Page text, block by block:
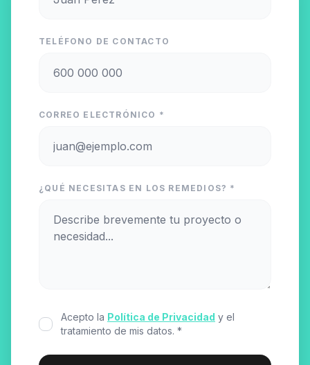
TELÉFONO DE CONTACTO
CORREO ELECTRÓNICO *
¿QUÉ NECESITAS EN LOS REMEDIOS? *
Acepto la Política de Privacidad y el
tratamiento de mis datos. *